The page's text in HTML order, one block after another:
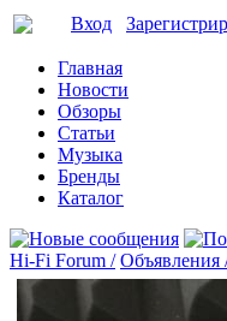
Вход
Главная
Новости
Обзоры
Статьи
Музыка
Бренды
Каталог
Hi-Fi Forum / Объявления